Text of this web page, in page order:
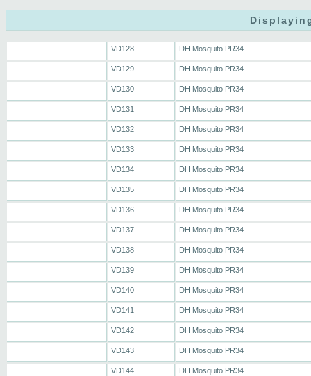
VD128 DH Mosquito PR34
VD129 DH Mosquito PR34
VD130 DH Mosquito PR34
VD131 DH Mosquito PR34
VD132 DH Mosquito PR34
VD133 DH Mosquito PR34
VD134 DH Mosquito PR34
VD135 DH Mosquito PR34
VD136 DH Mosquito PR34
VD137 DH Mosquito PR34
VD138 DH Mosquito PR34
VD139 DH Mosquito PR34
VD140 DH Mosquito PR34
VD141 DH Mosquito PR34
VD142 DH Mosquito PR34
VD143 DH Mosquito PR34
VD144 DH Mosquito PR34